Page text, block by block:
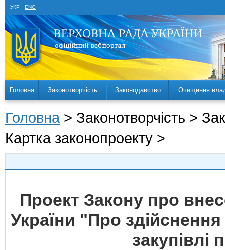
УКР ENG
Головна Законотворчість Законодавство Очищення
Головна > Законотворчість >
Картка законопроекту >
Проект Закону про
України "Про
закупівлі